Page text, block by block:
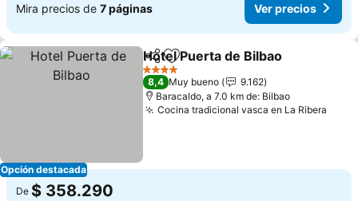
Mira precios de 7 páginas Ver precios
Opción destacada
CompartirAgregar a favoritos
Hotel Puerta de Bilbao
4 Estrellas
8,4 Muy bueno
9.162
Baracaldo, a 7.0 km de: Bilbao
Cocina tradicional vasca en La Ribera
De $ 358.290